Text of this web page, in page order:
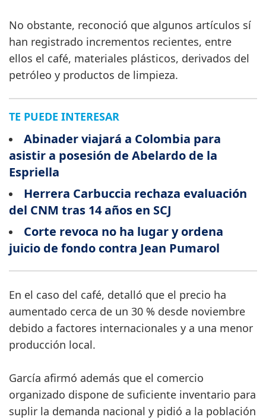
No obstante, reconoció que algunos artículos sí
han registrado incrementos recientes, entre
ellos el café, materiales plásticos, derivados del
petróleo y productos de limpieza.
TE PUEDE INTERESAR
Abinader viajará a Colombia para
asistir a posesión de Abelardo de la
Espriella
Herrera Carbuccia rechaza evaluación
del CNM tras 14 años en SCJ
Corte revoca no ha lugar y ordena
juicio de fondo contra Jean Pumarol
En el caso del café, detalló que el precio ha
aumentado cerca de un 30 % desde noviembre
debido a factores internacionales y a una menor
producción local.
García afirmó además que el comercio
organizado dispone de suficiente inventario para
suplir la demanda nacional y pidió a la población